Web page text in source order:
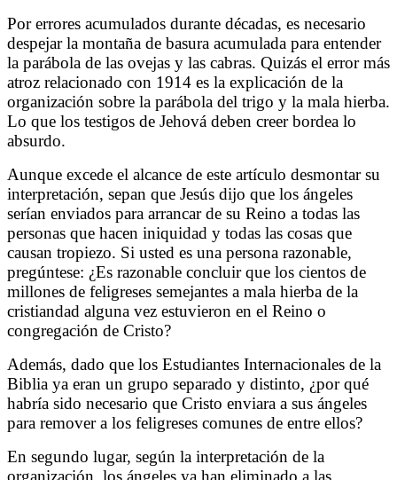
Por errores acumulados durante décadas, es necesario
despejar la montaña de basura acumulada para entender
la parábola de las ovejas y las cabras. Quizás el error más
atroz relacionado con 1914 es la explicación de la
organización sobre la parábola del trigo y la mala hierba.
Lo que los testigos de Jehová deben creer bordea lo
absurdo.
Aunque excede el alcance de este artículo desmontar su
interpretación, sepan que Jesús dijo que los ángeles
serían enviados para arrancar de su Reino a todas las
personas que hacen iniquidad y todas las cosas que
causan tropiezo. Si usted es una persona razonable,
pregúntese: ¿Es razonable concluir que los cientos de
millones de feligreses semejantes a mala hierba de la
cristiandad alguna vez estuvieron en el Reino o
congregación de Cristo?
Además, dado que los Estudiantes Internacionales de la
Biblia ya eran un grupo separado y distinto, ¿por qué
habría sido necesario que Cristo enviara a sus ángeles
para remover a los feligreses comunes de entre ellos?
En segundo lugar, según la interpretación de la
organización, los ángeles ya han eliminado a las